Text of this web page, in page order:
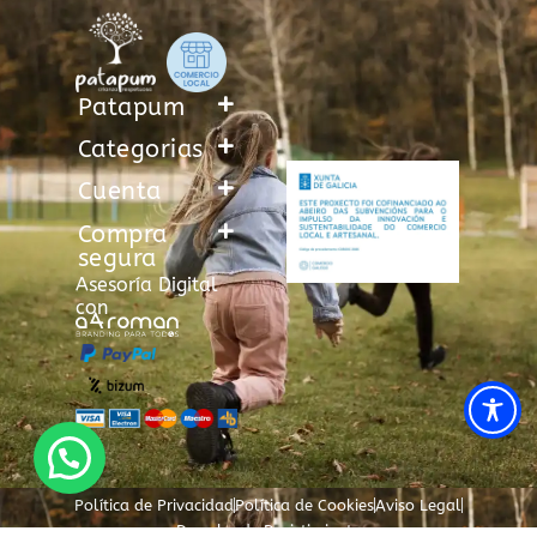
Patapum
Categorias
Cuenta
Compra
segura
Asesoría Digital
con
Política de PrivacidadPolítica de CookiesAviso Legal
Derecho de Desistimiento